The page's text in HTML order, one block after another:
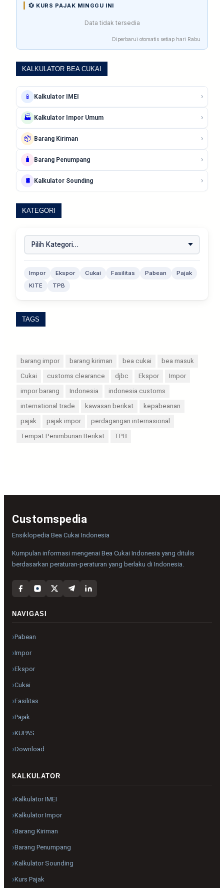
💱 KURS PAJAK MINGGU INI
Data tidak tersedia
Diperbarui otomatis setiap hari Rabu
KALKULATOR BEA CUKAI
📱 Kalkulator IMEI ›
🏭 Kalkulator Impor Umum ›
📦 Barang Kiriman ›
🧳 Barang Penumpang ›
🛢️ Kalkulator Sounding ›
KATEGORI
Impor Ekspor Cukai Fasilitas Pabean
Pajak
KITE
TPB
TAGS
barang impor barang kiriman bea cukai
bea masuk
Cukai
customs clearance djbc Ekspor
Impor
impor barang
Indonesia
indonesia customs
international trade
kawasan berikat
kepabeanan
pajak
pajak impor
perdagangan internasional
Tempat Penimbunan Berikat
TPB
Customspedia
Ensiklopedia Bea Cukai Indonesia
Kumpulan informasi mengenai Bea Cukai Indonesia yang ditulis
berdasarkan peraturan-peraturan yang berlaku di Indonesia.
NAVIGASI
Pabean
Impor
Ekspor
Cukai
Fasilitas
Pajak
KUPAS
Download
KALKULATOR
Kalkulator IMEI
Kalkulator Impor
Barang Kiriman
Barang Penumpang
Kalkulator Sounding
Kurs Pajak